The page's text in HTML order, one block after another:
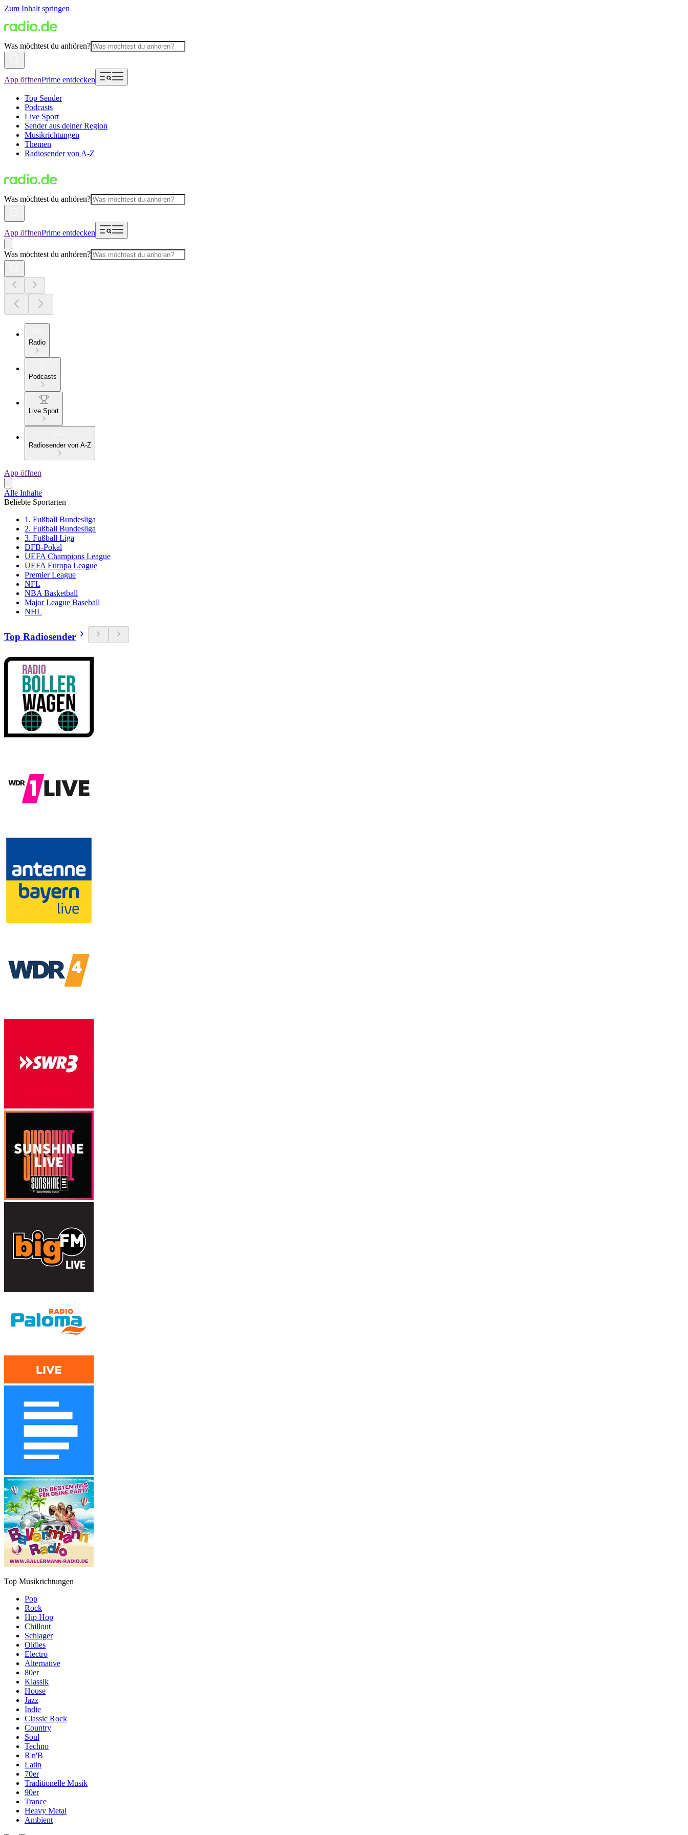
Zum Inhalt springen
Was möchtest du anhören?
App öffnenPrime entdecken
Top Sender
Podcasts
Live Sport
Sender aus deiner Region
Musikrichtungen
Themen
Radiosender von A-Z
Was möchtest du anhören?
App öffnenPrime entdecken
Was möchtest du anhören?
Radio
Podcasts
Live Sport
Radiosender von A-Z
App öffnen
Alle Inhalte
Beliebte Sportarten
1. Fußball Bundesliga
2. Fußball Bundesliga
3. Fußball Liga
DFB-Pokal
UEFA Champions League
UEFA Europa League
Premier League
NFL
NBA Basketball
Major League Baseball
NHL
Top Radiosender
Top Musikrichtungen
Pop
Rock
Hip Hop
Chillout
Schlager
Oldies
Electro
Alternative
80er
Klassik
House
Jazz
Indie
Classic Rock
Country
Soul
Techno
R'n'B
Latin
70er
Traditionelle Musik
90er
Trance
Heavy Metal
Ambient